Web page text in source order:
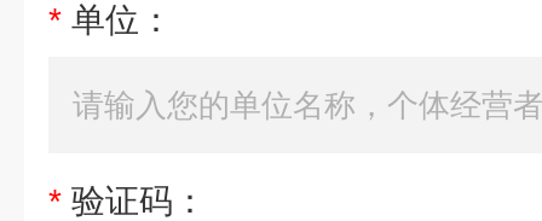
* 单位：
* 验证码：